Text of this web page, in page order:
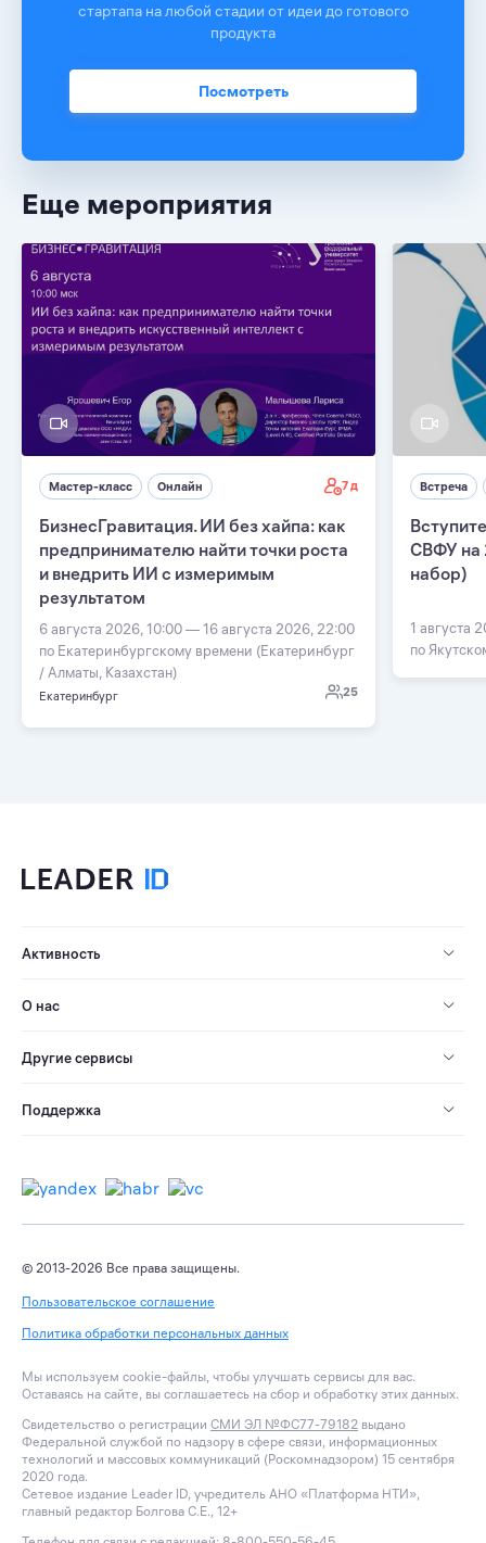
стартапа на любой стадии от идеи до готового
продукта
Посмотреть
Еще мероприятия
Мастер-класс Онлайн 7 д
БизнесГравитация. ИИ без хайпа: как
предпринимателю найти точки роста
и внедрить ИИ с измеримым
результатом
6 августа 2026, 10:00 — 16 августа 2026, 22:00
по Екатеринбургскому времени (Екатеринбург
/ Алматы, Казахстан)
Екатеринбург 25
Встреча
СВФУ на
набор)
1 августа
по
Активность
О нас
Другие сервисы
Поддержка
© 2013-2026 Все права защищены.
Пользовательское соглашение
Политика обработки персональных данных
Мы используем cookie-файлы, чтобы улучшать сервисы для вас.
Оставаясь на сайте, вы соглашаетесь на сбор и обработку этих данных.
Свидетельство о регистрации СМИ ЭЛ №ФС77-79182 выдано
Федеральной службой по надзору в сфере связи, информационных
технологий и массовых коммуникаций (Роскомнадзором) 15 сентября
2020 года.
Сетевое издание Leader ID, учредитель АНО «Платформа НТИ»,
главный редактор Болгова С.Е., 12+